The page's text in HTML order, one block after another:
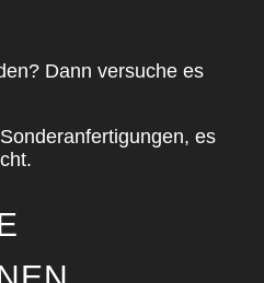
Dann ver­su­che es
es